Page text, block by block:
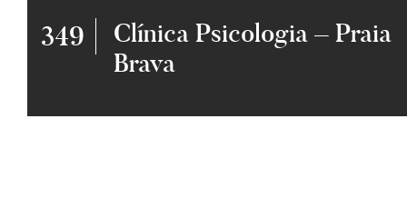
349
Clínica Psicologia – Praia
Brava